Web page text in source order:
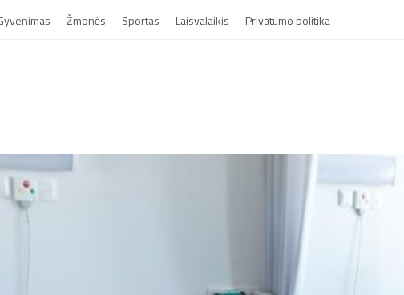
Žmonės Sportas Laisvalaikis Privatumo politika